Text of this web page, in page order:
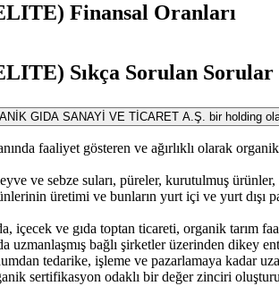
Finansal Oranları
Sıkça Sorulan Sorular
GIDA SANAYİ VE TİCARET A.Ş. bir holding
faaliyet gösteren ve ağırlıklı olarak
ve sebze suları, püreler, kurutulmuş ürünler,
üretimi ve bunların yurt içi ve yurt dışı
içecek ve gıda toptan ticareti, organik tarım
uzmanlaşmış bağlı şirketler üzerinden dikey
tedarike, işleme ve pazarlamaya kadar
sertifikasyon odaklı bir değer zinciri